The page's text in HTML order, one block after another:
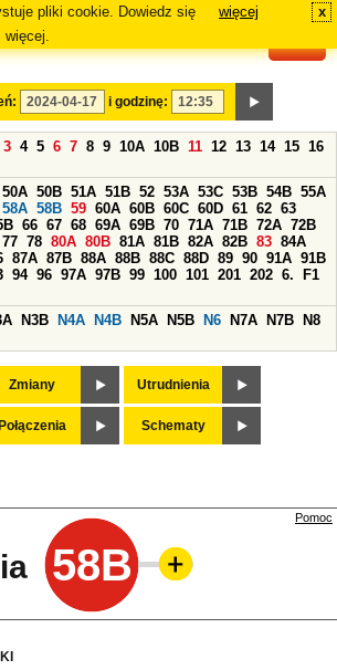
pliki cookie. Dowiedz się
więcej.
więcej x
i godzinę:
3 4 5 6 7 8 9 10A 10B 11 12 13 14 15 16
50A 50B 51A 51B 52 53A 53C 53B 54B 55A
58A 58B 59 60A 60B 60C 60D 61 62 63
66 67 68 69A 69B 70 71A 71B 72A 72B
77 78 80A 80B 81A 81B 82A 82B 83 84A
87A 87B 88A 88B 88C 88D 89 90 91A 91B
94 96 97A 97B 99 100 101 201 202 6.
F1
N3B N4A N4B N5A N5B N6 N7A N7B
N8
Zmiany Utrudnienia
Połączenia Schematy
58B
Pomoc